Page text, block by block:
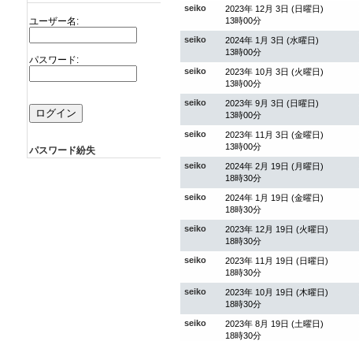
ユーザー名:
パスワード:
パスワード紛失
seiko
2023年 12月 3日 (日曜日)
13時00分
seiko
2024年 1月 3日 (水曜日)
13時00分
seiko
2023年 10月 3日 (火曜日)
13時00分
seiko
2023年 9月 3日 (日曜日)
13時00分
seiko
2023年 11月 3日 (金曜日)
13時00分
seiko
2024年 2月 19日 (月曜日)
18時30分
seiko
2024年 1月 19日 (金曜日)
18時30分
seiko
2023年 12月 19日 (火曜日)
18時30分
seiko
2023年 11月 19日 (日曜日)
18時30分
seiko
2023年 10月 19日 (木曜日)
18時30分
seiko
2023年 8月 19日 (土曜日)
18時30分